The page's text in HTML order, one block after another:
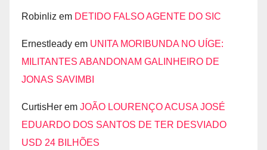
Robinliz em DETIDO FALSO AGENTE DO SIC
Ernestleady em UNITA MORIBUNDA NO UÍGE:
MILITANTES ABANDONAM GALINHEIRO DE
JONAS SAVIMBI
CurtisHer em JOÃO LOURENÇO ACUSA JOSÉ
EDUARDO DOS SANTOS DE TER DESVIADO
USD 24 BILHÕES